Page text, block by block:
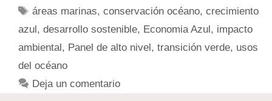
áreas marinas,conservación océano,crecimiento
azul, desarrollo sostenible, Economia Azul, impacto
ambiental, Panel de alto nivel, transición verde, usos
del océano
Deja un comentario